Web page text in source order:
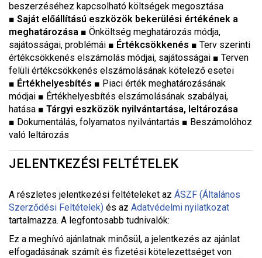
beszerzéséhez kapcsolható költségek megosztása
■ Saját előállítású eszközök bekerülési értékének a
meghatározása ■ Önköltség meghatározás módja,
sajátosságai, problémái ■ Értékcsökkenés ■ Terv szerinti
értékcsökkenés elszámolás módjai, sajátosságai ■ Terven
felüli értékcsökkenés elszámolásának kötelező esetei
■ Értékhelyesbítés ■ Piaci érték meghatározásának
módjai ■ Értékhelyesbítés elszámolásának szabályai,
hatása ■ Tárgyi eszközök nyilvántartása, leltározása
■ Dokumentálás, folyamatos nyilvántartás ■ Beszámolóhoz
való leltározás
JELENTKEZÉSI FELTÉTELEK
A részletes jelentkezési feltételeket az ÁSZF (Általános
Szerződési Feltételek) és az Adatvédelmi nyilatkozat
tartalmazza. A legfontosabb tudnivalók:
Ez a meghívó ajánlatnak minősül, a jelentkezés az ajánlat
elfogadásának számít és fizetési kötelezettséget von